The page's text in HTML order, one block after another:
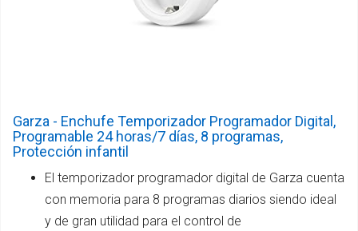
Garza - Enchufe Temporizador Programador Digital,
Programable 24 horas/7 días, 8 programas,
Protección infantil
El temporizador programador digital de Garza cuenta
con memoria para 8 programas diarios siendo ideal
y de gran utilidad para el control de